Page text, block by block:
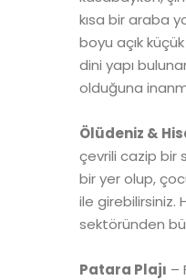
kısa bir araba
boyu açık
dini yapı
olduğuna
Ölüdeniz &
çevrili cazip bir
bir yer olup,
ile girebilirsiniz.
sektöründen
Patara Plajı –